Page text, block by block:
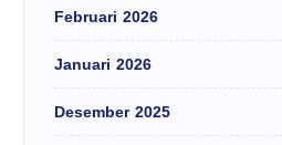
Februari 2026
Januari 2026
Desember 2025